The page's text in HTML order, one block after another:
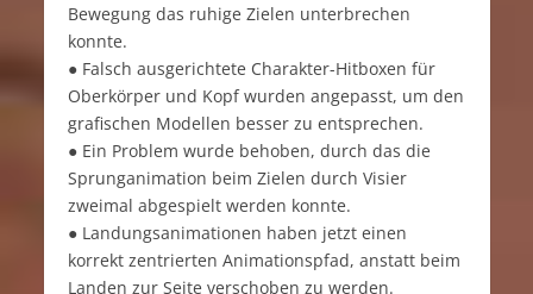
Bewegung das ruhige Zielen unterbrechen
konnte.
● Falsch ausgerichtete Charakter-Hitboxen für
Oberkörper und Kopf wurden angepasst, um den
grafischen Modellen besser zu entsprechen.
● Ein Problem wurde behoben, durch das die
Sprunganimation beim Zielen durch Visier
zweimal abgespielt werden konnte.
● Landungsanimationen haben jetzt einen
korrekt zentrierten Animationspfad, anstatt beim
Landen zur Seite verschoben zu werden.